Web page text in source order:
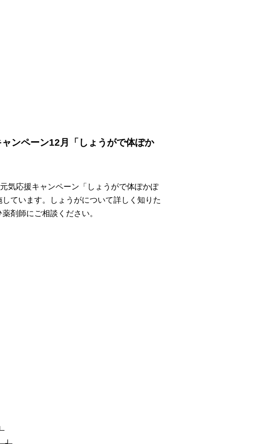
ンペーン12月「しょうがで体ぽか
気応援キャンペーン「しょうがで体ぽかぽ
ています。しょうがについて詳しく知りた
剤師にご相談ください。